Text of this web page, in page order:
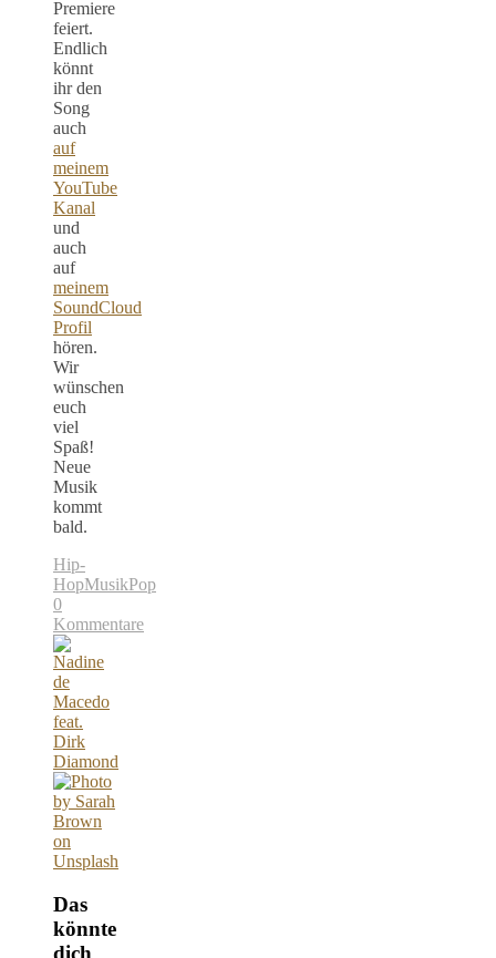
Premiere
feiert.
Endlich
könnt
ihr den
Song
auch
auf
meinem
YouTube
Kanal
und
auch
auf
meinem
SoundCloud
Profil
hören.
Wir
wünschen
euch
viel
Spaß!
Neue
Musik
kommt
bald.
Hip-
HopMusikPop
0
Kommentare
Das
könnte
dich